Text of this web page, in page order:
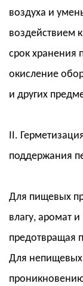
воздуха и
воздействием
срок хранения
окисление
и других
II.
поддержания
Для пищевых
влагу, аромат
предотвращая
Для непищевых